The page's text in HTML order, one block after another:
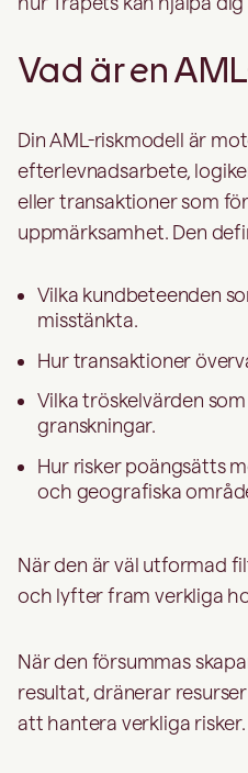
Vad är en
Din AML-riskmodell är
efterlevnadsarbete,
eller transaktioner som
uppmärksamhet. Den
Vilka kundbeteenden
misstänkta.
Hur transaktioner
Vilka tröskelvärden
granskningar.
Hur risker poängsätts
och geografiska
När den är väl utformad
och lyfter fram verkliga
När den försummas
resultat, dränerar
att hantera verkliga risker.